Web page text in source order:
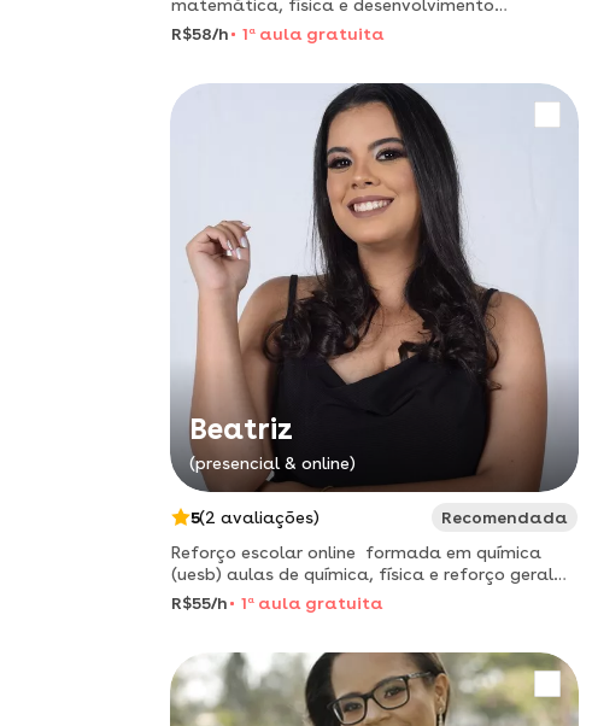
matemática, física e desenvolvimento
web.apaixonado por matemática!
R$58/h 1 a aula gratuita
Beatriz
(presencial & online)
5(2 avaliações)
Recomendada
Reforço escolar online ️ formada em química
(uesb) aulas de química, física e reforço geral
explicações claras, exercícios
R$55/h 1 a aula gratuita